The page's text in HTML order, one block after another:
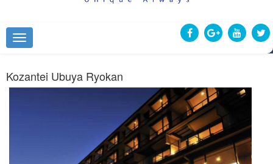
Kozantei Ubuya Ryokan